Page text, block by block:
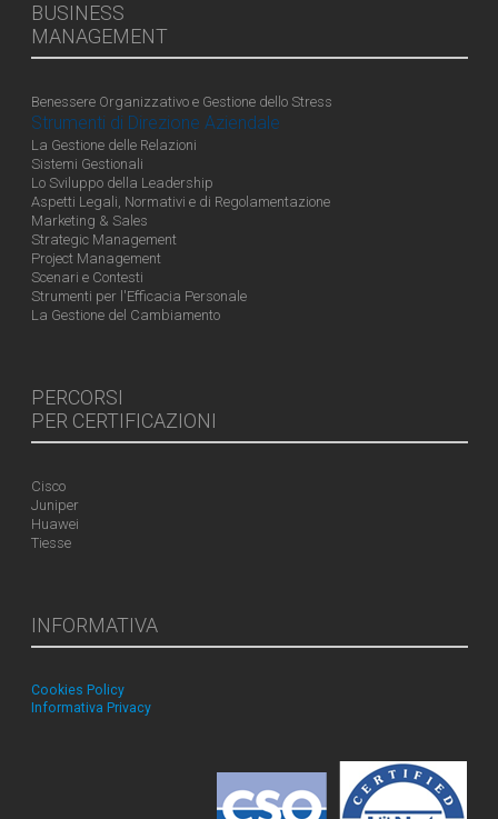
BUSINESS
MANAGEMENT
Benessere Organizzativo e Gestione dello Stress
Strumenti di Direzione Aziendale
La Gestione delle Relazioni
Sistemi Gestionali
Lo Sviluppo della Leadership
Aspetti Legali, Normativi e di Regolamentazione
Marketing & Sales
Strategic Management
Project Management
Scenari e Contesti
Strumenti per l'Efficacia Personale
La Gestione del Cambiamento
PERCORSI
PER CERTIFICAZIONI
Cisco
Juniper
Huawei
Tiesse
INFORMATIVA
Cookies Policy
Informativa Privacy